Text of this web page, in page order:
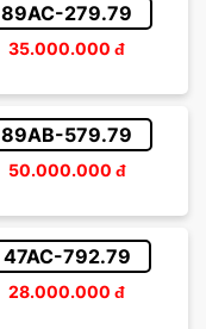
89AC-279.79
35.000.000 đ
89AB-579.79
50.000.000 đ
47AC-792.79
28.000.000 đ